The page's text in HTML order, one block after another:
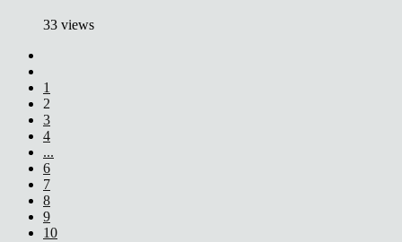
33 views
1
2
3
4
...
6
7
8
9
10